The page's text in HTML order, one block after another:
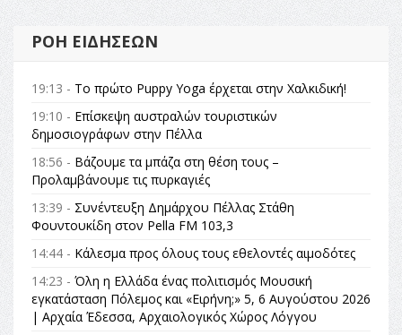
ΡΟΉ ΕΙΔΉΣΕΩΝ
19:13 - Το πρώτο Puppy Yoga έρχεται στην Χαλκιδική!
19:10 - Επίσκεψη αυστραλών τουριστικών
δημοσιογράφων στην Πέλλα
18:56 - Βάζουμε τα μπάζα στη θέση τους –
Προλαμβάνουμε τις πυρκαγιές
13:39 - Συνέντευξη Δημάρχου Πέλλας Στάθη
Φουντουκίδη στον Pella FM 103,3
14:44 - Κάλεσμα προς όλους τους εθελοντές αιμοδότες
14:23 - Όλη η Ελλάδα ένας πολιτισμός Μουσική
εγκατάσταση Πόλεμος και «Ειρήνη;» 5, 6 Αυγούστου 2026
| Αρχαία Έδεσσα, Αρχαιολογικός Χώρος Λόγγου